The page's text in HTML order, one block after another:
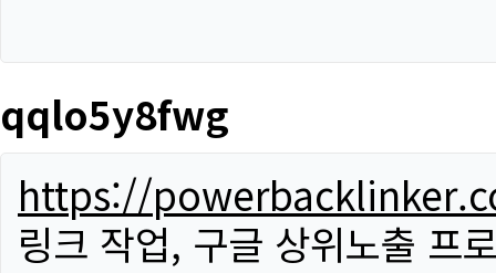
qqlo5y8fwg
https://
링크 작업, 구글 상위노출 프